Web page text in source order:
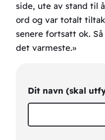
side, ute av stand til
ord og var totalt
senere fortsatt ok.
det varmeste.»
Dit navn (skal